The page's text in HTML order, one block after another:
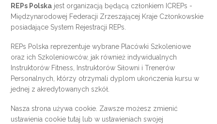
REPs Polska jest organizacją będącą członkiem ICREPs -
Międzynarodowej Federacji Zrzeszającej Kraje Członkowskie
posiadające System Rejestracji REPs.
REPs Polska reprezentuje wybrane Placówki Szkoleniowe
oraz ich Szkoleniowców, jak również indywidualnych
Instruktorów Fitness, Instruktorów Siłowni i Trenerów
Personalnych, którzy otrzymali dyplom ukończenia kursu w
jednej z akredytowanych szkół.
Nasza strona używa cookie. Zawsze możesz zmienić
ustawienia cookietutaj lub w ustawieniach swojej